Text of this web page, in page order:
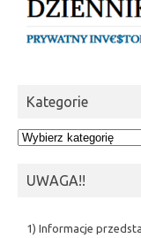
Kategorie
Kategorie
UWAGA!!
1) Informacje